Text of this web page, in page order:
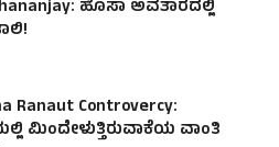
ಹೊಸಾ ಅವತಾರದಲ್ಲಿ
Ranaut Controvercy:
ಮಿಂದೇಳುತ್ತಿರುವಾಕೆಯ ವಾಂತಿ